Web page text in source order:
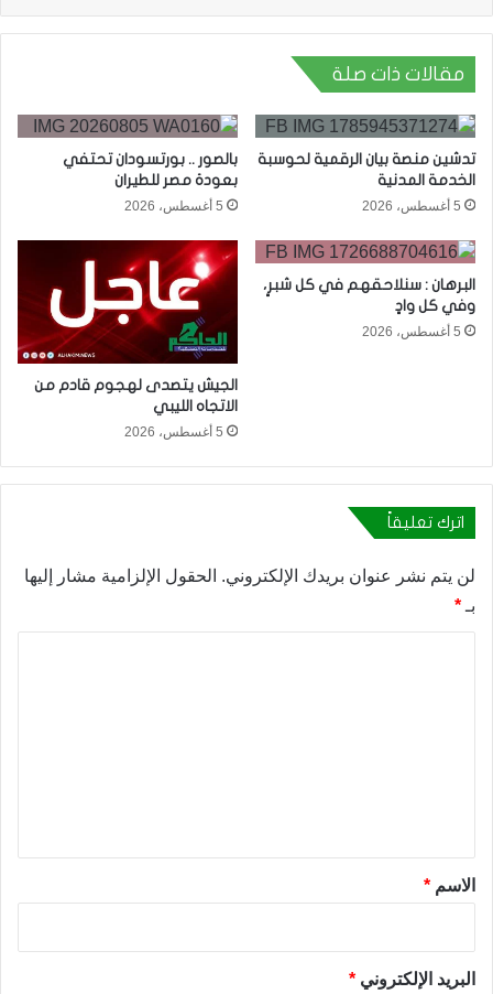
مقالات ذات صلة
تدشين منصة بيان الرقمية لحوسبة
الخدمة المدنية
5 أغسطس، 2026
بالصور .. بورتسودان تحتفي
بعودة مصر للطيران
5 أغسطس، 2026
البرهان : سنلاحقهم في كل شبرٍ،
وفي كل وادٍ
5 أغسطس، 2026
الجيش يتصدى لهجوم قادم من
الاتجاه الليبي
5 أغسطس، 2026
اترك تعليقاً
لن يتم نشر عنوان بريدك الإلكتروني. الحقول الإلزامية مشار إليها
بـ *
*الاسم *
البريد الإلكتروني *